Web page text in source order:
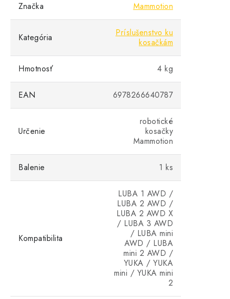
Robotická kosačka Mammotion LUBA 3 AWD
Autorizovaný predajca Mammotion
Značka Mammotion
Kategória
Príslušenstvo ku
kosačkám
Hmotnosť 4 kg
EAN 6978266640787
Určenie
robotické
kosačky
Mammotion
Balenie 1 ks
Kompatibilita
LUBA 1 AWD /
LUBA 2 AWD /
LUBA 2 AWD X
/ LUBA 3 AWD
/ LUBA mini
AWD / LUBA
mini 2 AWD /
YUKA / YUKA
mini / YUKA mini
2